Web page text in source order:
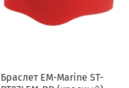
Браслет EM-Marine ST-